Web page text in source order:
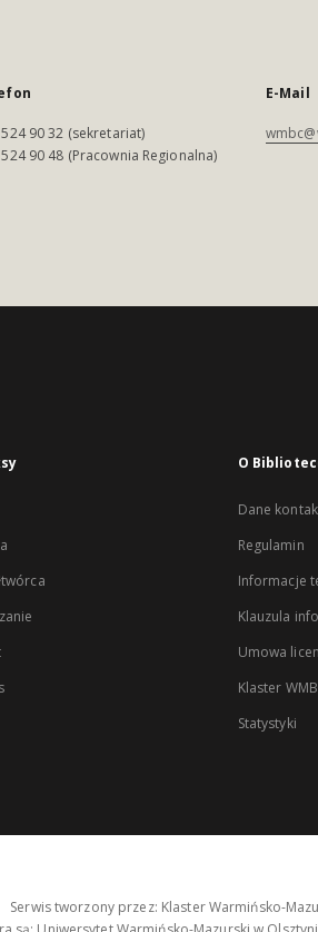
90 32 (sekretariat)
90 48 (Pracownia Regionalna)
E-Mail
O
Dane
Regulamin
Informacje
Klauzula
Umowa
Klaster
Statystyki
Serwis tworzony przez: Klaster Warmińsko-